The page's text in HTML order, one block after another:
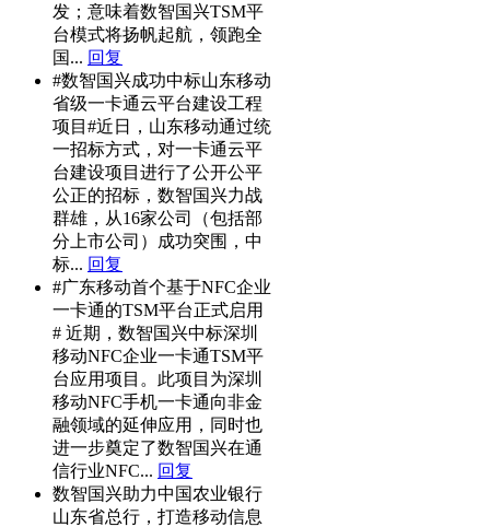
发；意味着数智国兴TSM平
台模式将扬帆起航，领跑全
国... 回复
#数智国兴成功中标山东移动
省级一卡通云平台建设工程
项目#近日，山东移动通过统
一招标方式，对一卡通云平
台建设项目进行了公开公平
公正的招标，数智国兴力战
群雄，从16家公司（包括部
分上市公司）成功突围，中
标... 回复
#广东移动首个基于NFC企业
一卡通的TSM平台正式启用
# 近期，数智国兴中标深圳
移动NFC企业一卡通TSM平
台应用项目。此项目为深圳
移动NFC手机一卡通向非金
融领域的延伸应用，同时也
进一步奠定了数智国兴在通
信行业NFC... 回复
数智国兴助力中国农业银行
山东省总行，打造移动信息